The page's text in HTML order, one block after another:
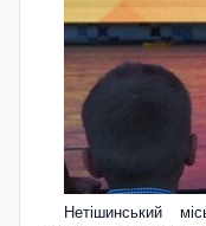
Нетішинський